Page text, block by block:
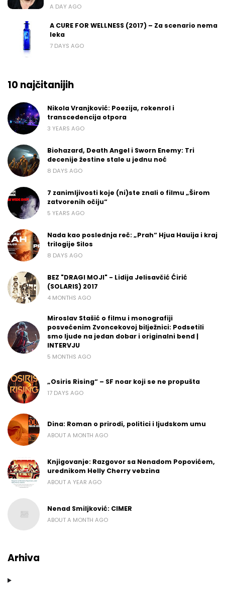
A DAY AGO
A CURE FOR WELLNESS (2017) – Za scenario nema
leka
7 DAYS AGO
10 najčitanijih
Nikola Vranjković: Poezija, rokenrol i
transcedencija otpora
3 YEARS AGO
Biohazard, Death Angel i Sworn Enemy: Tri
decenije žestine stale u jednu noć
8 DAYS AGO
7 zanimljivosti koje (ni)ste znali o filmu „Širom
zatvorenih očiju“
5 YEARS AGO
Nada kao poslednja reč: „Prah“ Hjua Hauija i kraj
trilogije Silos
8 DAYS AGO
BEZ "DRAGI MOJI" - Lidija Jelisavčić Ćirić
(SOLARIS) 2017
4 MONTHS AGO
Miroslav Stašić o filmu i monografiji
posvećenim Zvoncekovoj bilježnici: Podsetili
smo ljude na jedan dobar i originalni bend |
INTERVJU
5 MONTHS AGO
„Osiris Rising“ – SF noar koji se ne propušta
17 DAYS AGO
Dina: Roman o prirodi, politici i ljudskom umu
ABOUT A MONTH AGO
Knjigovanje: Razgovor sa Nenadom Popovićem,
urednikom Helly Cherry vebzina
ABOUT A YEAR AGO
Nenad Smiljković: CIMER
ABOUT A MONTH AGO
Arhiva